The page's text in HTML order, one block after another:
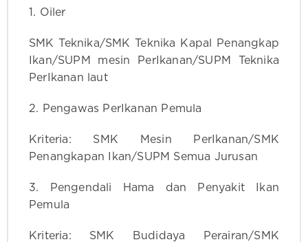
1. Oiler
SMK Teknika/SMK Teknika Kapal Penangkap
Ikan/SUPM mesin PerIkanan/SUPM Teknika
PerIkanan laut
2. Pengawas PerIkanan Pemula
Kriteria: SMK Mesin PerIkanan/SMK
Penangkapan Ikan/SUPM Semua Jurusan
3. Pengendali Hama dan Penyakit Ikan
Pemula
Kriteria: SMK Budidaya Perairan/SMK